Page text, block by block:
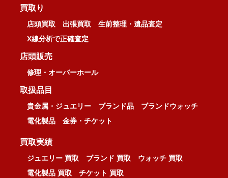
買取り
店頭買取 出張買取
生前整理・遺品査定
X線分析で正確査定
店頭販売
修理・オーバーホール
取扱品目
貴金属・ジュエリー ブランド品
ブランドウォッチ
電化製品
金券・チケット
買取実績
ジュエリー 買取 ブランド 買取
ウォッチ 買取
電化製品 買取
チケット 買取